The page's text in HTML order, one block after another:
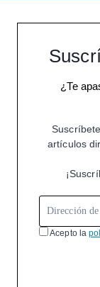
¿Te
artículos
Acepto la